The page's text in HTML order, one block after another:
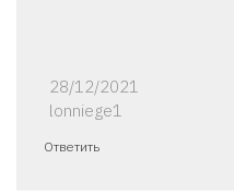
28/12/2021
lonniege1
Ответить